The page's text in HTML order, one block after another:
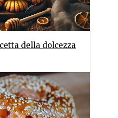
della dolcezza